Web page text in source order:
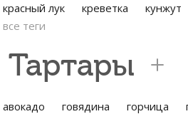
красный лук
креветка кунжут
все теги
Тартары
авокадо говядина горчица